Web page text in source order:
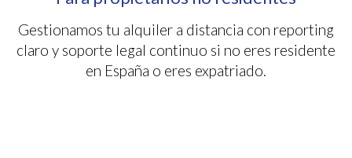
Gestionamos tu alquiler a distancia con reporting
claro y soporte legal continuo si no eres residente
en España o eres expatriado.